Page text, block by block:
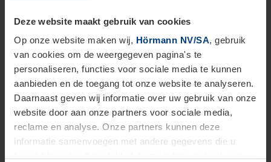
Deze website maakt gebruik van cookies
Op onze website maken wij, Hörmann NV/SA, gebruik
van cookies om de weergegeven pagina's te
personaliseren, functies voor sociale media te kunnen
aanbieden en de toegang tot onze website te analyseren.
Daarnaast geven wij informatie over uw gebruik van onze
website door aan onze partners voor sociale media,
reclame en analyse. Onze partners kunnen deze
informatie samenvoegen met andere gegevens die u